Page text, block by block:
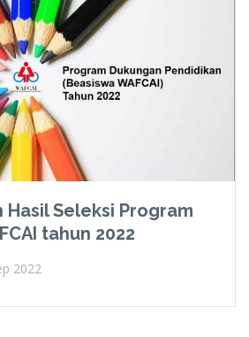
Hasil Seleksi Program
tahun 2022
2022